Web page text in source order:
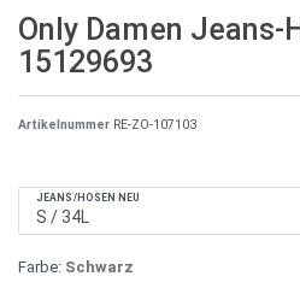
Only Damen Jeans-
15129693
Artikelnummer RE-ZO-107103
JEANS/HOSEN NEU
Farbe: Schwarz